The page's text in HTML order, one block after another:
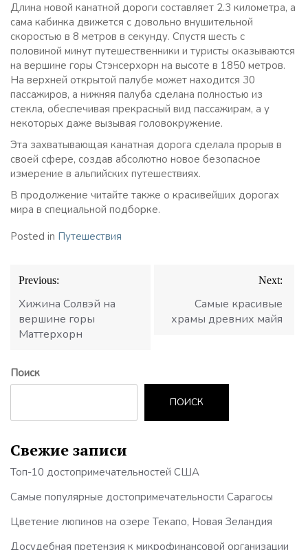
Длина новой канатной дороги составляет 2.3 километра, а
сама кабинка движется с довольно внушительной
скоростью в 8 метров в секунду. Спустя шесть с
половиной минут путешественники и туристы оказываются
на вершине горы Стэнсерхорн на высоте в 1850 метров.
На верхней открытой палубе может находится 30
пассажиров, а нижняя палуба сделана полностью из
стекла, обеспечивая прекрасный вид пассажирам, а у
некоторых даже вызывая головокружение.
Эта захватывающая канатная дорога сделала прорыв в
своей сфере, создав абсолютно новое безопасное
измерение в альпийских путешествиях.
В продолжение читайте также о красивейших дорогах
мира в специальной подборке.
Posted in Путешествия
Навигация
по
записям
Previous:
Хижина Солвэй на
вершине горы
Маттерхорн
Next:
Самые красивые
храмы древних майя
Поиск
ПОИСК
Свежие записи
Топ-10 достопримечательностей США
Самые популярные достопримечательности Сарагосы
Цветение люпинов на озере Текапо, Новая Зеландия
Досудебная претензия к микрофинансовой организации